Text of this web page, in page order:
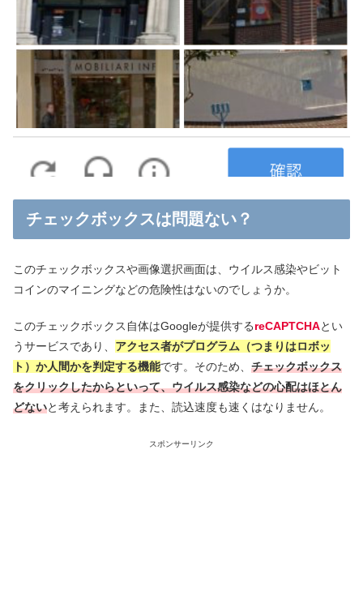
チェックボックスは問題ない？
このチェックボックスや画像選択画面は、ウイルス感染やビット
コインのマイニングなどの危険性はないのでしょうか。
このチェックボックス自体はGoogleが提供するreCAPTCHAとい
うサービスであり、 アクセス者がプログラム（つまりはロボッ
ト）か人間かを判定する機能です。そのため、 チェックボックス
をクリックしたからといって、ウイルス感染などの心配はほとん
どないと考えられます。また、読込速度も速くはなりません。
スポンサーリンク